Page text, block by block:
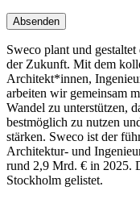
Absenden
Sweco plant und
der Zukunft. Mit dem
Architekt*innen,
arbeiten wir gemeinsam
Wandel zu unterstützen,
bestmöglich zu nutzen
stärken. Sweco ist der
Architektur- und
rund 2,9 Mrd. € in 2025.
Stockholm gelistet.